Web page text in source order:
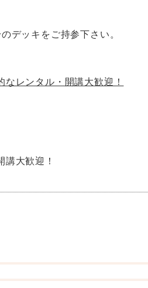
デッキをご持参下さい。
レンタル・開講大歓迎！
大歓迎！